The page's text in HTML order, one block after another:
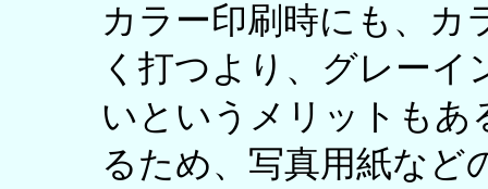
カラー印刷時にも、カ
く打つより、グレー
いというメリットもあ
るため、写真用紙など